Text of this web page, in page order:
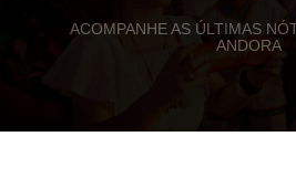
ACOMPANHE AS ÚLTIMAS
ANDORA